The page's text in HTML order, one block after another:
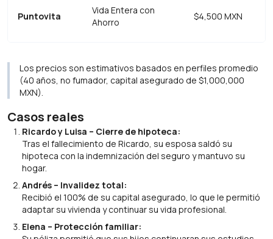
Puntovita
Vida Entera con
Ahorro
$4,500 MXN
Los precios son estimativos basados en perfiles promedio
(40 años, no fumador, capital asegurado de $1,000,000
MXN).
Casos reales
Ricardo y Luisa – Cierre de hipoteca:
Tras el fallecimiento de Ricardo, su esposa saldó su
hipoteca con la indemnización del seguro y mantuvo su
hogar.
Andrés – Invalidez total:
Recibió el 100% de su capital asegurado, lo que le permitió
adaptar su vivienda y continuar su vida profesional.
Elena – Protección familiar: